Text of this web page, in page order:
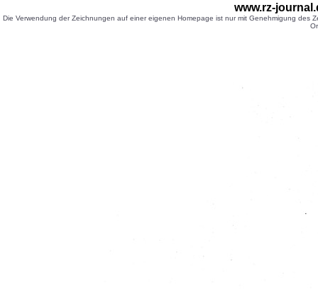
www.rz-
Die Verwendung der Zeichnungen auf einer eigenen Homepage ist nur mit Genehmigung